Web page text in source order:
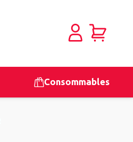
Consommables